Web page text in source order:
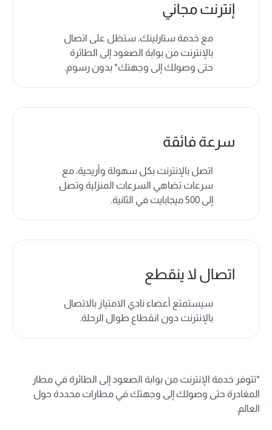
إنترنت مجاني
مع خدمة ستارلينك، ستظل على اتصال
بالإنترنت من بوابة الصعود إلى الطائرة
حتى وصولك إلى وجهتك* بدون رسوم.
سرعة فائقة
اتصل بالإنترنت بكل سهولة وأريحية، مع
سرعات تضاهي السرعات المنزلية وتصل
إلى 500 ميجابايت في الثانية.
اتصال لا ينقطع
سيستمتع أعضاء نادي الامتياز بالاتصال
بالإنترنت دون انقطاع طوال الرحلة.
*تتوفر خدمة الإنترنت من بوابة الصعود إلى الطائرة في مطار
المغادرة حتى وصولك إلى وجهتك في مطارات محددة حول
العالم.